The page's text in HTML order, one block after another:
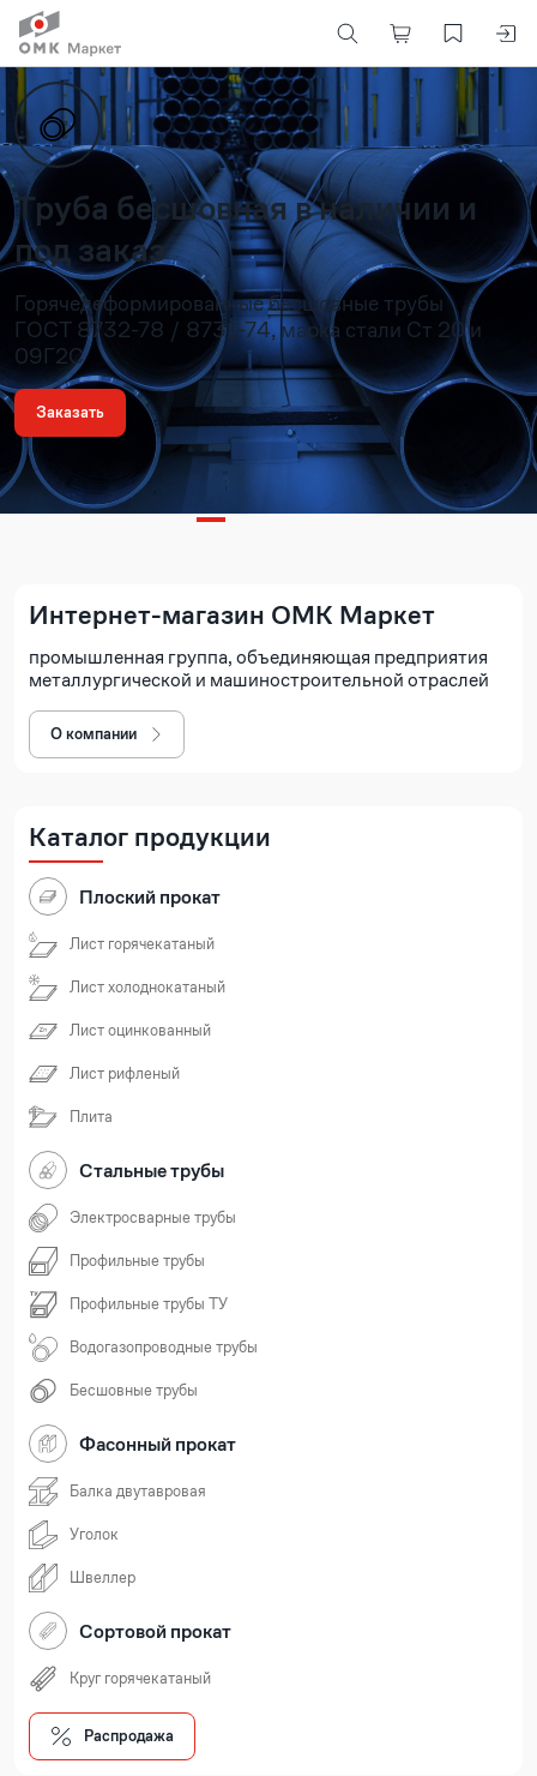
Труба бесшовная в наличии и
под заказ
Горячедеформированные бесшовные трубы
ГОСТ 8732-78 / 8731-74, марка стали Ст 20 и
09Г2С
Заказать
Интернет-магазин ОМК Маркет
промышленная группа, объединяющая предприятия
металлургической и машиностроительной отраслей
О компании
Каталог продукции
Плоский прокат
Лист горячекатаный
Лист холоднокатаный
Лист оцинкованный
Лист рифленый
Плита
Стальные трубы
Электросварные трубы
Профильные трубы
Профильные трубы ТУ
Водогазопроводные трубы
Бесшовные трубы
Фасонный прокат
Балка двутавровая
Уголок
Швеллер
Сортовой прокат
Круг горячекатаный
Распродажа